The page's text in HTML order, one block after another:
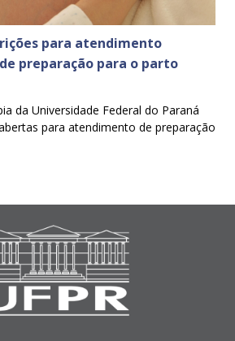
para atendimento
preparação para o parto
da Universidade Federal do Paraná
para atendimento de preparação